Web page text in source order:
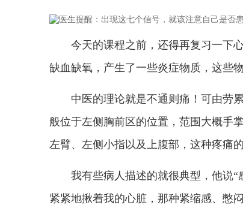
今天的课程之前，还得再复习一下
缺血缺氧，产生了一些炎症物质，这些
中医的理论就是不通则痛！可由劳
般位于左侧胸前区的位置，范围大概手
左臂、左侧小指以及上腹部，这种疼痛
我有些病人描述的就很典型，他说
紧紧地揪着我的心脏，那种紧缩感、憋